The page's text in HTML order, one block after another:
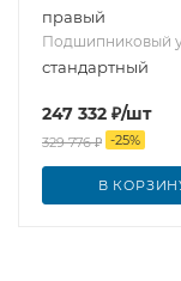
правый
Подшипниковый
стандартный
247 332 ₽/шт
329 776₽ -25%
В